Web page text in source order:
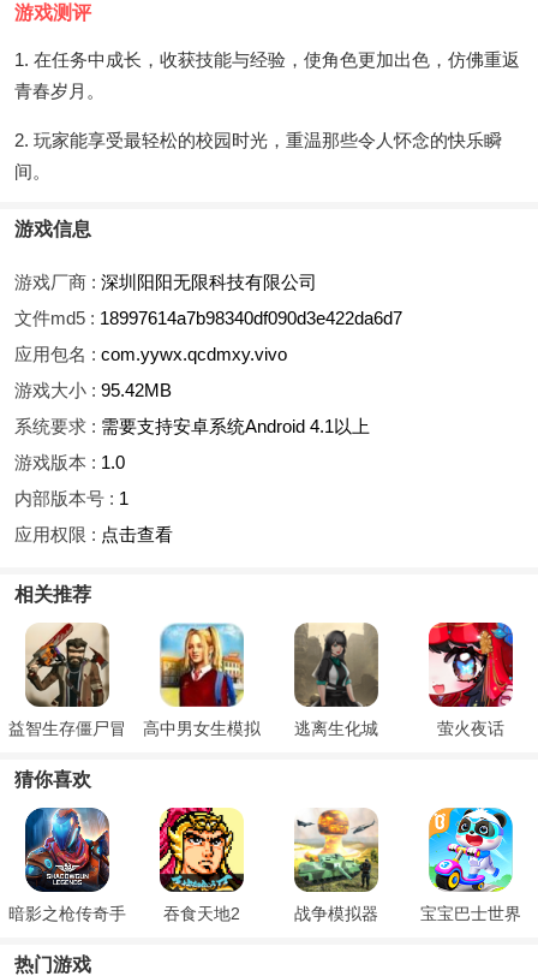
游戏测评
1. 在任务中成长，收获技能与经验，使角色更加出色，仿佛重返
青春岁月。
2. 玩家能享受最轻松的校园时光，重温那些令人怀念的快乐瞬
间。
游戏信息
游戏厂商 : 深圳阳阳无限科技有限公司
文件md5 : 18997614a7b98340df090d3e422da6d7
应用包名 : com.yywx.qcdmxy.vivo
游戏大小 : 95.42MB
系统要求 : 需要支持安卓系统Android 4.1以上
游戏版本 : 1.0
内部版本号 : 1
应用权限 : 点击查看
相关推荐
益智生存僵尸冒
高中男女生模拟
逃离生化城 萤火夜话
猜你喜欢
暗影之枪传奇手
吞食天地2
战争模拟器
宝宝巴士世界
热门游戏